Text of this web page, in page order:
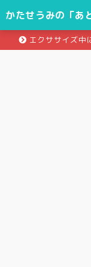
かたせうみの「あ
エクササイズ中